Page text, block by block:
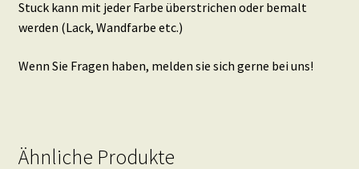
Stuck kann mit jeder Farbe überstrichen oder bemalt
werden (Lack, Wandfarbe etc.)
Wenn Sie Fragen haben, melden sie sich gerne bei uns!
Ähnliche Produkte